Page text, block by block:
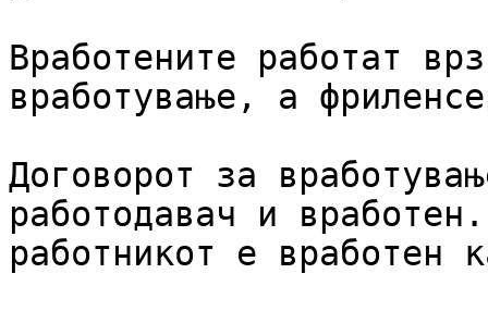
Вработените работат
вработување, а
Договорот за
работодавач и
работникот е вработен